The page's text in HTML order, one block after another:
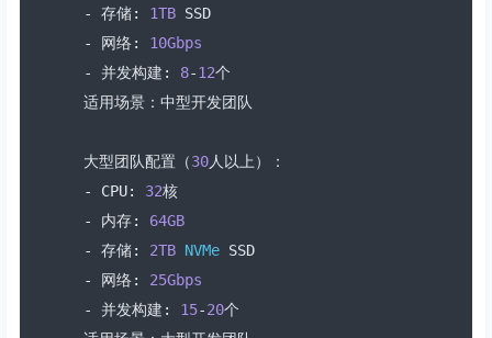
-
存储: 1TB SSD
-
网络:
10Gbps
-
并发构建: 8-12个
适用场景：中型开发团队
大型团队配置（30人以上）：
- CPU: 32核
-
内存:
64GB
-
存储: 2TB NVMe SSD
-
网络:
25Gbps
-
并发构建: 15-20个